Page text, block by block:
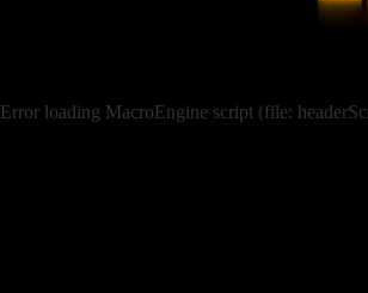
Error loading MacroEngine script (file: